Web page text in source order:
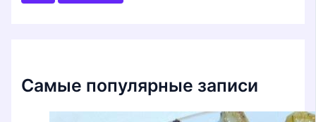
Самые популярные записи